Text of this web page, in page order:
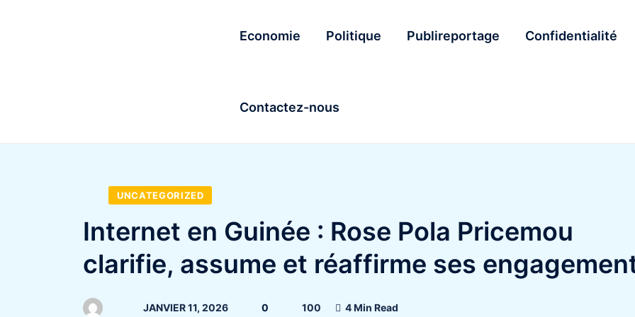
Economie Politique Publireportage Confidentialité
Contactez-nous
UNCATEGORIZED
Internet en Guinée : Rose Pola Pricemou
clarifie, assume et réaffirme ses
JANVIER 11, 2026 0 100 4 Min Read